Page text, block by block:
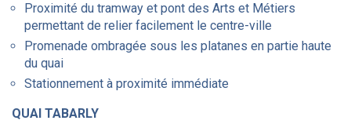
Proximité du tramway et pont des Arts et Métiers
permettant de relier facilement le centre-ville
Promenade ombragée sous les platanes en partie haute
du quai
Stationnement à proximité immédiate
QUAI TABARLY